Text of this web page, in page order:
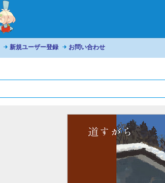
新規ユーザー登録 お問い合わせ